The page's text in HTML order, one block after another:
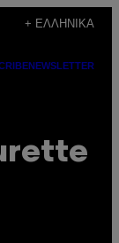
+ ΕΛΛΗΝΙΚΆ
NEWSLETTER